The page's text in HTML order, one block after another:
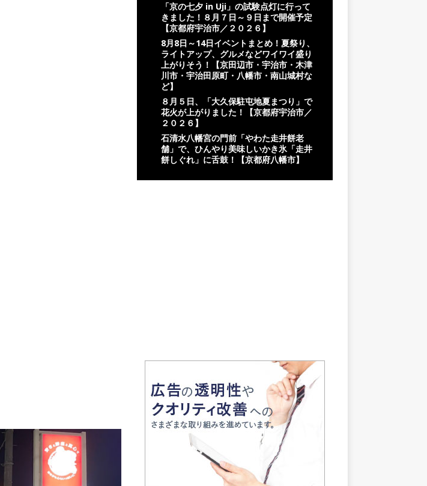
「京の七夕 in Uji」の試験点灯に行って
きました！８月７日～９日まで開催予定
【京都府宇治市／２０２６】
8月8日～14日イベントまとめ！夏祭り、
ライトアップ、グルメなどワイワイ盛り
上がりそう！【京田辺市・宇治市・木津
川市・宇治田原町・八幡市・南山城村な
ど】
８月５日、「大久保駐屯地夏まつり」で
花火が上がりました！【京都府宇治市／
２０２６】
石清水八幡宮の門前「やわた走井餅老
舗」で、ひんやり美味しいかき氷「走井
餅しぐれ」に舌鼓！【京都府八幡市】